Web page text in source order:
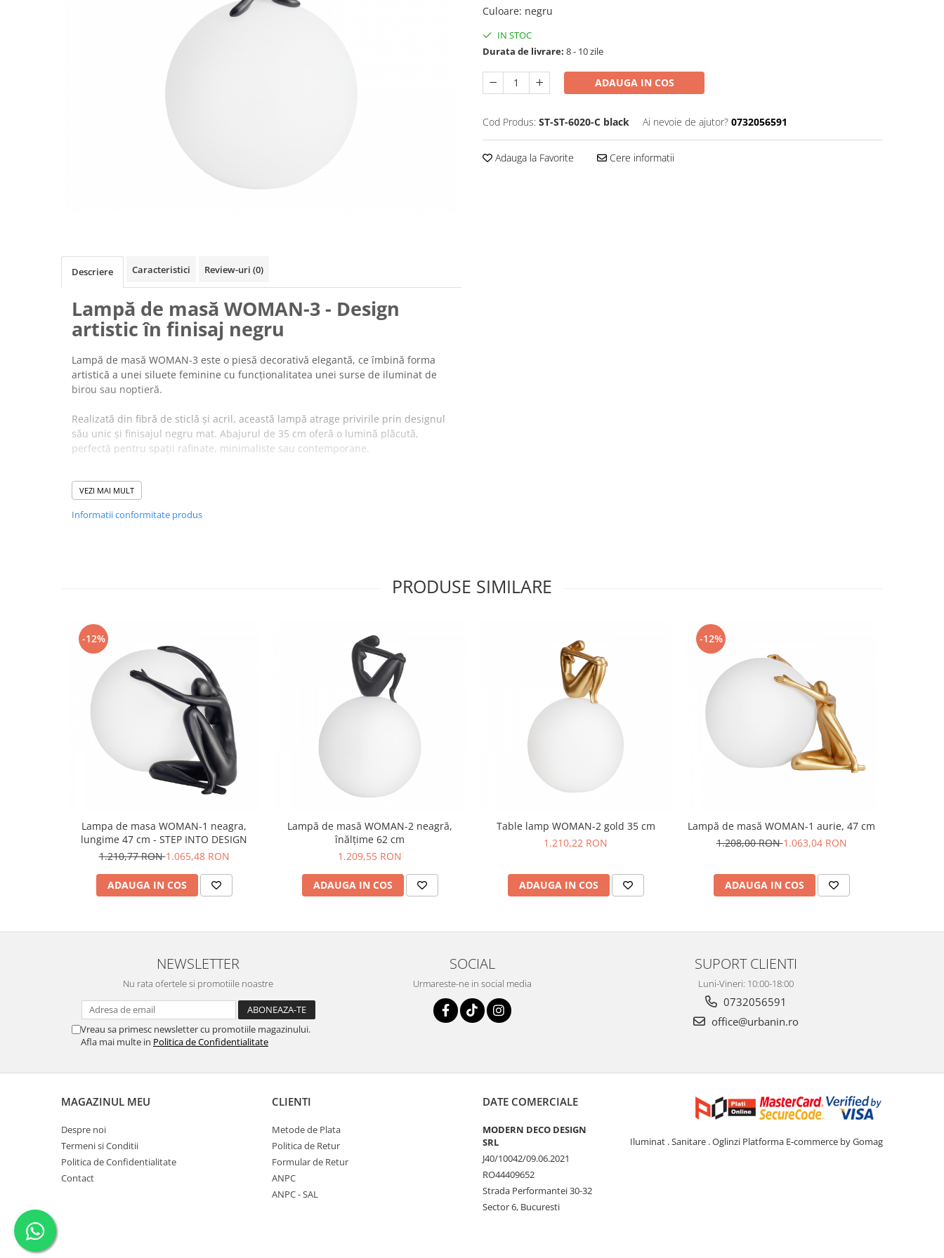
Culoare: negru
IN STOC
Durata de livrare: 8 - 10 zile
ADAUGA IN COS
Cod Produs: ST-ST-6020-C black Ai nevoie de ajutor? 0732056591
Adauga la Favorite Cere informatii
Descriere Caracteristici Review-uri (0)
Lampă de masă WOMAN-3 - Design
artistic în finisaj negru
Lampă de masă WOMAN-3 este o piesă decorativă elegantă, ce îmbină forma
artistică a unei siluete feminine cu funcționalitatea unei surse de iluminat de
birou sau noptieră.
Realizată din fibră de sticlă și acril, această lampă atrage privirile prin designul
său unic și finisajul negru mat. Abajurul de 35 cm oferă o lumină plăcută,
perfectă pentru spații rafinate, minimaliste sau contemporane.
Avantaje Lampă de masă WOMAN-3:
Design artistic cu siluetă feminină:
puternic.
VEZI MAI MULT
Informatii conformitate produs
PRODUSE SIMILARE
-12%
Lampa de masa WOMAN-1 neagra,
lungime 47 cm - STEP INTO DESIGN
1.210,77 RON1.065,48 RON
ADAUGA IN COS
Lampă de masă WOMAN-2 neagră,
înălțime 62 cm
1.209,55 RON
ADAUGA IN COS
Table lamp WOMAN-2 gold 35 cm
1.210,22 RON
ADAUGA IN COS
-12%
Lampă de masă WOMAN-1 aurie, 47 cm
1.208,00 RON1.063,04 RON
ADAUGA IN COS
NEWSLETTER
Nu rata ofertele si promotiile noastre
Vreau sa primesc newsletter cu promotiile magazinului.
Afla mai multe in Politica de Confidentialitate
SOCIAL
Urmareste-ne in social media
SUPORT CLIENTI
Luni-Vineri: 10:00-18:00
0732056591
office@urbanin.ro
MAGAZINUL MEU
Despre noi
Termeni si Conditii
Politica de Confidentialitate
Contact
CLIENTI
Metode de Plata
Politica de Retur
Formular de Retur
ANPC
ANPC - SAL
DATE COMERCIALE
MODERN DECO DESIGN
SRL
J40/10042/09.06.2021
RO44409652
Strada Performantei 30-32
Sector 6, Bucuresti
Iluminat . Sanitare . Oglinzi Platforma E-commerce by Gomag